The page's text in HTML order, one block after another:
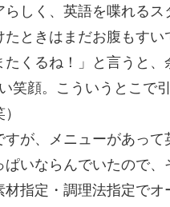
しく、英語を喋れるス
ときはまだお腹もすい
くるね！」と言うと、
笑顔。こういうとこで
が、メニューがあって
いならんでいたので、
指定・調理法指定でオ